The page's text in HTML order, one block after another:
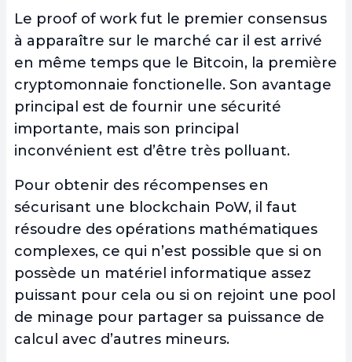
Le proof of work fut le premier consensus
à apparaître sur le marché car il est arrivé
en même temps que le Bitcoin, la première
cryptomonnaie fonctionelle. Son avantage
principal est de fournir une sécurité
importante, mais son principal
inconvénient est d’être très polluant.
Pour obtenir des récompenses en
sécurisant une blockchain PoW, il faut
résoudre des opérations mathématiques
complexes, ce qui n’est possible que si on
possède un matériel informatique assez
puissant pour cela ou si on rejoint une pool
de minage pour partager sa puissance de
calcul avec d’autres mineurs.